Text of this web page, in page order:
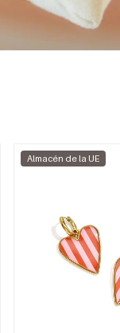
Almacén de la UE